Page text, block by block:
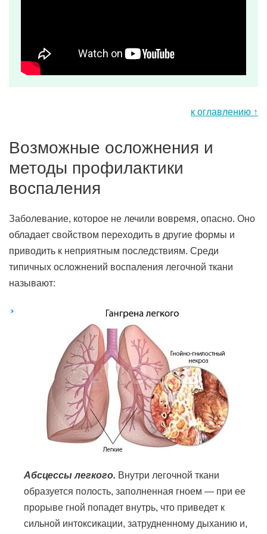
к оглавлению ↑
Возможные осложнения и
методы профилактики
воспаления
Заболевание, которое не лечили вовремя, опасно. Оно
обладает свойством переходить в другие формы и
приводить к неприятным последствиям. Среди
типичных осложнений воспаления легочной ткани
называют:
Абсцессы легкого. Внутри легочной ткани
образуется полость, заполненная гноем — при ее
прорыве гной попадет внутрь, что приведет к
сильной интоксикации, затрудненному дыханию и,